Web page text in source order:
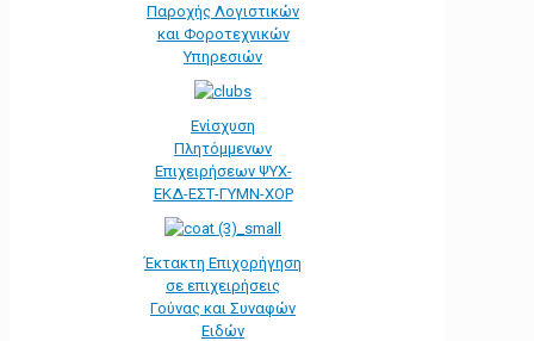
Παροχής Λογιστικών
και Φοροτεχνικών
Υπηρεσιών
Ενίσχυση
Πλητόμμενων
Επιχειρήσεων ΨΥΧ-
ΕΚΔ-ΕΣΤ-ΓΥΜΝ-ΧΟΡ
Έκτακτη Επιχορήγηση
σε επιχειρήσεις
Γούνας και Συναφών
Ειδών